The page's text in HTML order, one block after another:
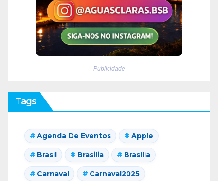
Publicidade
Tags
Agenda De Eventos Apple
Brasil Brasilia Brasília
Carnaval Carnaval2025